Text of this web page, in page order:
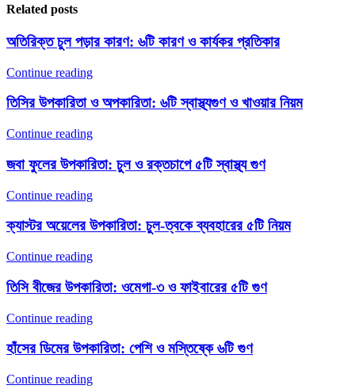
Related posts
অতিরিক্ত চুল পড়ার কারণ: ৬টি কারণ ও কার্যকর প্রতিকার
Continue reading
তিসির উপকারিতা ও অপকারিতা: ৬টি স্বাস্থ্যগুণ ও খাওয়ার নিয়ম
Continue reading
জবা ফুলের উপকারিতা: চুল ও রক্তচাপে ৫টি স্বাস্থ্য গুণ
Continue reading
ক্যাস্টর অয়েলের উপকারিতা: চুল-ত্বকে ব্যবহারের ৫টি নিয়ম
Continue reading
তিসি বীজের উপকারিতা: ওমেগা-৩ ও ফাইবারের ৫টি গুণ
Continue reading
হাঁসের ডিমের উপকারিতা: পেশি ও মস্তিষ্কে ৬টি গুণ
Continue reading